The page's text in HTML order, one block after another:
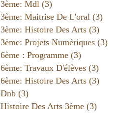
3ème: Mdl (3)
3ème: Maitrise De L'oral (3)
3ème: Histoire Des Arts (3)
3ème: Projets Numériques (3)
6ème : Programme (3)
6ème: Travaux D'élèves (3)
6ème: Histoire Des Arts (3)
Dnb (3)
Histoire Des Arts 3ème (3)